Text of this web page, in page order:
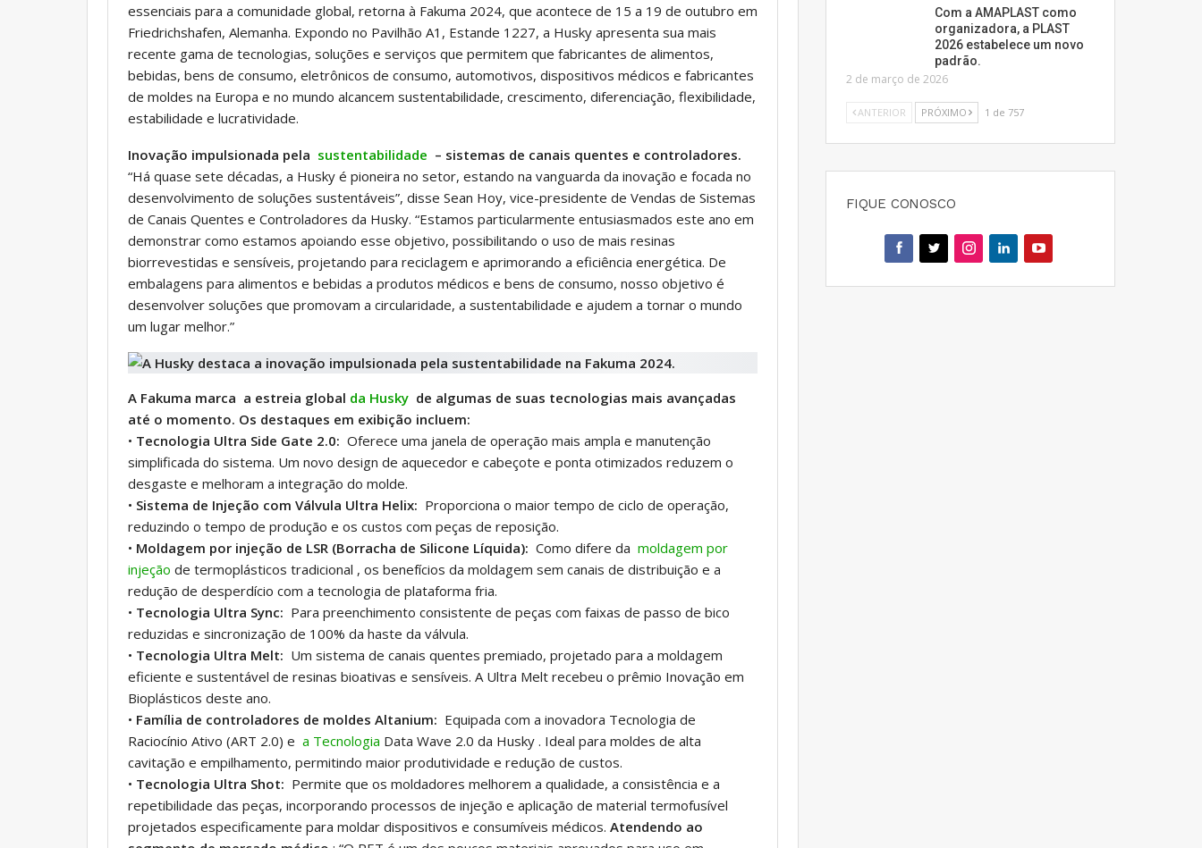
essenciais para a comunidade global, retorna à Fakuma 2024, que acontece de 15 a 19 de outubro em
Friedrichshafen, Alemanha. Expondo no Pavilhão A1, Estande 1227, a Husky apresenta sua mais
recente gama de tecnologias, soluções e serviços que permitem que fabricantes de alimentos,
bebidas, bens de consumo, eletrônicos de consumo, automotivos, dispositivos médicos e fabricantes
de moldes na Europa e no mundo alcancem sustentabilidade, crescimento, diferenciação, flexibilidade,
estabilidade e lucratividade.
Inovação impulsionada pela sustentabilidade – sistemas de canais quentes e controladores.
“Há quase sete décadas, a Husky é pioneira no setor, estando na vanguarda da inovação e focada no
desenvolvimento de soluções sustentáveis”, disse Sean Hoy, vice-presidente de Vendas de Sistemas
de Canais Quentes e Controladores da Husky. “Estamos particularmente entusiasmados este ano em
demonstrar como estamos apoiando esse objetivo, possibilitando o uso de mais resinas
biorrevestidas e sensíveis, projetando para reciclagem e aprimorando a eficiência energética. De
embalagens para alimentos e bebidas a produtos médicos e bens de consumo, nosso objetivo é
desenvolver soluções que promovam a circularidade, a sustentabilidade e ajudem a tornar o mundo
um lugar melhor.”
A Fakuma marca a estreia global da Husky de algumas de suas tecnologias mais avançadas
até o momento. Os destaques em exibição incluem:
• Tecnologia Ultra Side Gate 2.0: Oferece uma janela de operação mais ampla e manutenção
simplificada do sistema. Um novo design de aquecedor e cabeçote e ponta otimizados reduzem o
desgaste e melhoram a integração do molde.
• Sistema de Injeção com Válvula Ultra Helix: Proporciona o maior tempo de ciclo de operação,
reduzindo o tempo de produção e os custos com peças de reposição.
• Moldagem por injeção de LSR (Borracha de Silicone Líquida): Como difere da moldagem por
injeção de termoplásticos tradicional , os benefícios da moldagem sem canais de distribuição e a
redução de desperdício com a tecnologia de plataforma fria.
• Tecnologia Ultra Sync: Para preenchimento consistente de peças com faixas de passo de bico
reduzidas e sincronização de 100% da haste da válvula.
• Tecnologia Ultra Melt: Um sistema de canais quentes premiado, projetado para a moldagem
eficiente e sustentável de resinas bioativas e sensíveis. A Ultra Melt recebeu o prêmio Inovação em
Bioplásticos deste ano.
• Família de controladores de moldes Altanium: Equipada com a inovadora Tecnologia de
Raciocínio Ativo (ART 2.0) e a Tecnologia Data Wave 2.0 da Husky . Ideal para moldes de alta
cavitação e empilhamento, permitindo maior produtividade e redução de custos.
• Tecnologia Ultra Shot: Permite que os moldadores melhorem a qualidade, a consistência e a
repetibilidade das peças, incorporando processos de injeção e aplicação de material termofusível
projetados especificamente para moldar dispositivos e consumíveis médicos. Atendendo ao
Com a AMAPLAST como
organizadora, a PLAST
2026 estabelece um novo
padrão.
2 de março de 2026
ANTERIOR PRÓXIMO 1 de 757
FIQUE CONOSCO